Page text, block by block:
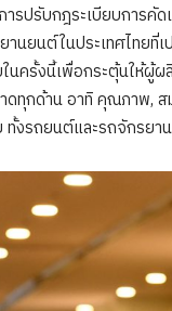
ารปรับกฎระเบียบการคั
านยนต์ในประเทศไทยที่
ในครั้งนี้เพื่อกระตุ้นให้
ดทุกด้าน อาทิ คุณภาพ, ส
ทั้งรถยนต์และรถจักรย